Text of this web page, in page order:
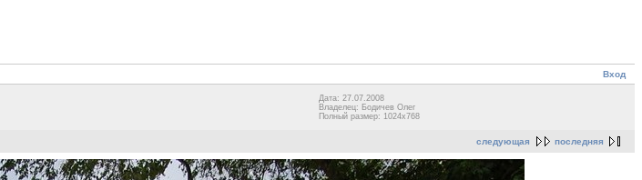
Вход
Дата: 27.07.2008
Владелец: Бодичев Олег
Полный размер: 1024x768
следующая последняя